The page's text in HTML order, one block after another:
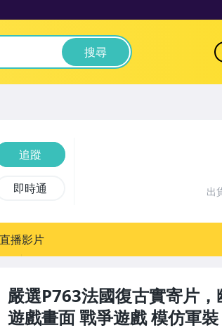
搜尋
嚴選P763法國復古實寄片
遊戲畫面 戰爭遊戲 模仿軍
追蹤
即時通 出
直播影片